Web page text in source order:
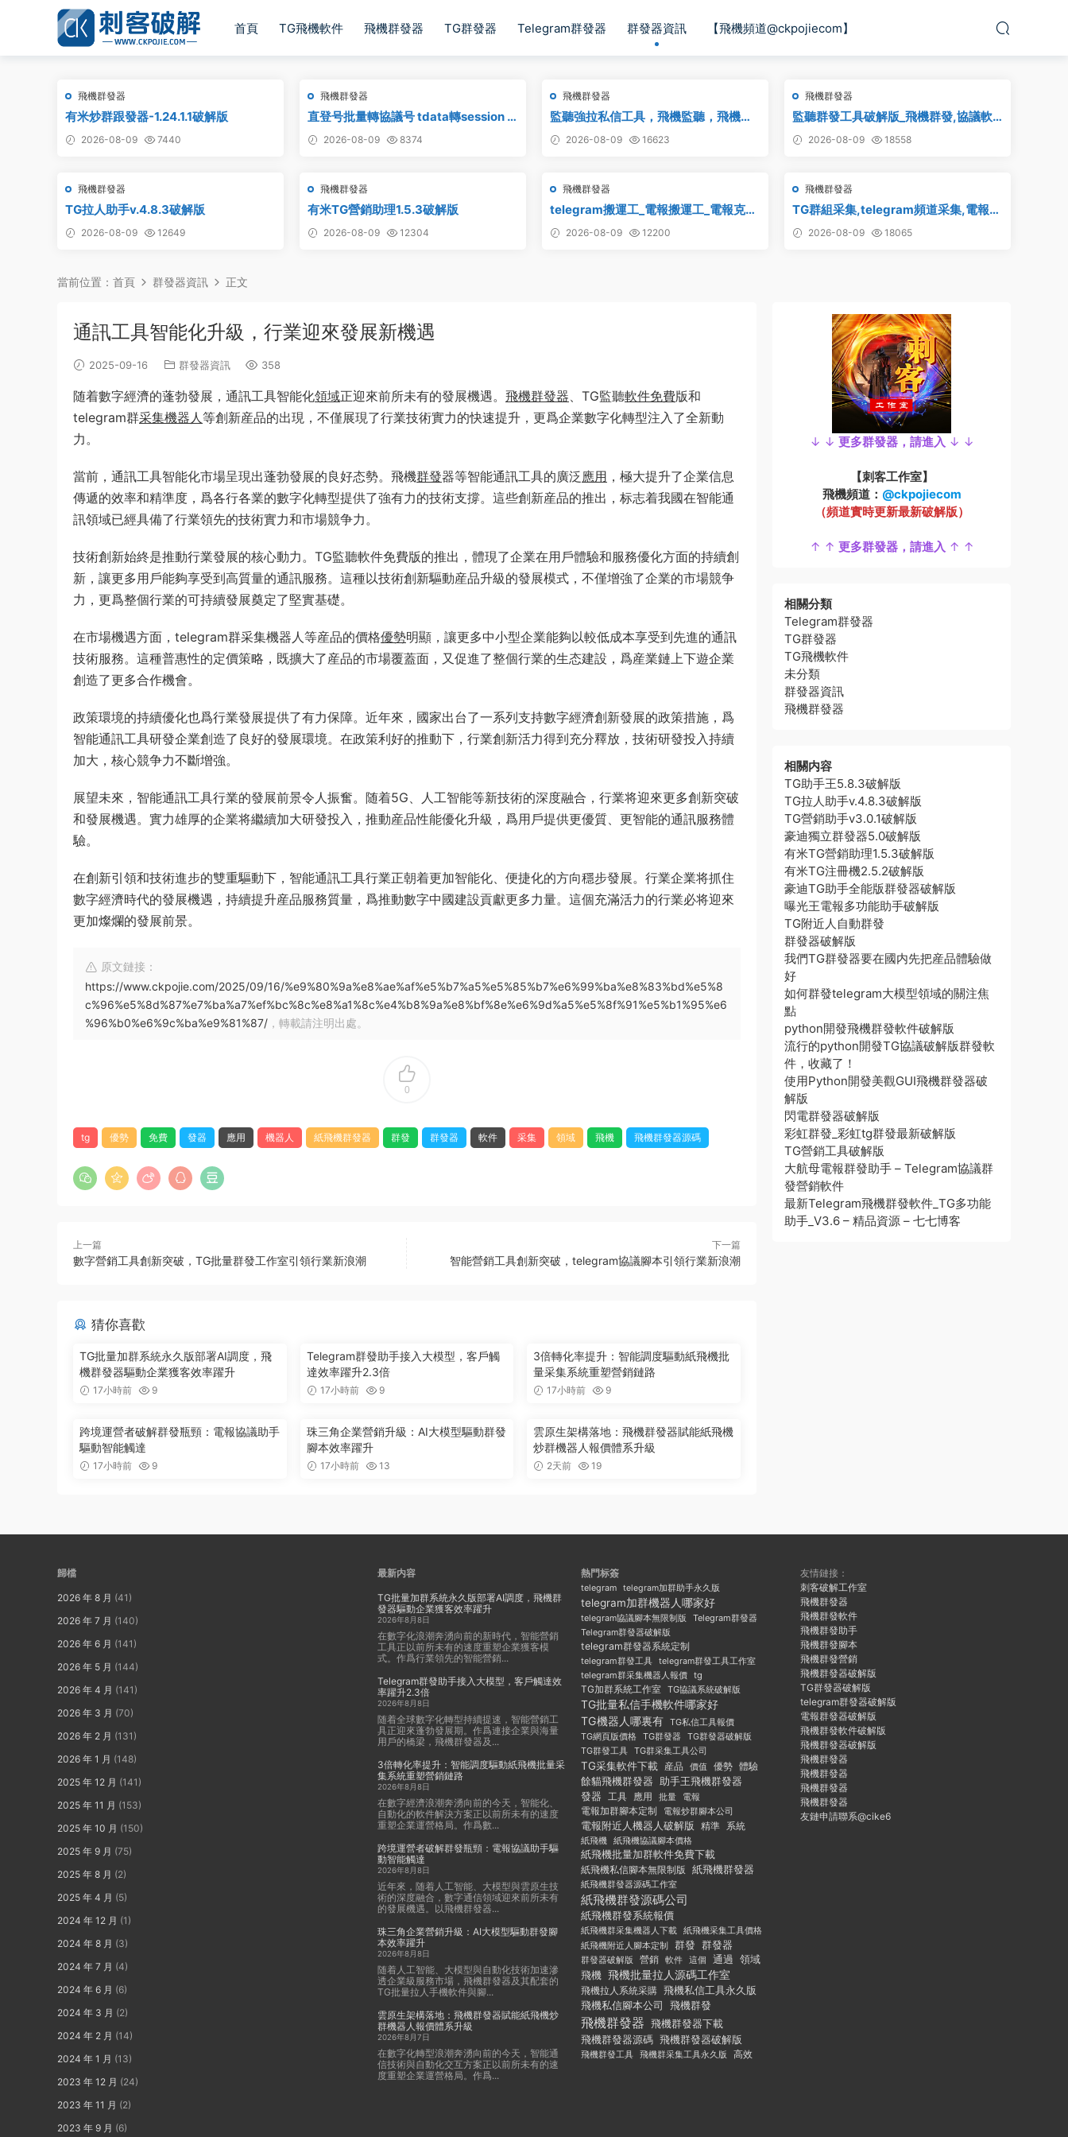
首頁 TG飛機軟件 飛機群發器 TG群發器 Telegram群發器 群發器資訊 【飛機頻道@ckpojiecom】
飛機群發器
有米炒群跟發器-1.24.1.1破解版
2026-08-09 7440
飛機群發器
直登号批量轉協議号 tdata轉session –
附破解工具
2026-08-09 8374
飛機群發器
監聽強拉私信工具，飛機監聽，飛機監
聽強拉，飛機監聽自動拉人，破解版
2026-08-09 16623
飛機群發器
監聽群發工具破解版_飛機群發,協議軟
件,群發助手,群發工具,tg群發
2026-08-09 18558
飛機群發器
TG拉人助手v.4.8.3破解版
2026-08-09 12649
飛機群發器
有米TG營銷助理1.5.3破解版
2026-08-09 12304
飛機群發器
telegram搬運工_電報搬運工_電報克隆
_電報資源批量搬運
2026-08-09 12200
飛機群發器
TG群組采集,telegram頻道采集,電報群
鏈接采集,飛機頻道鏈接采集,群組采集,
頻道采集,群鏈接采集,頻道鏈接采集,群
2026-08-09 18065
當前位置： 首頁 群發器資訊 正文
通訊工具智能化升級，行業迎來發展新機遇
2025-09-16 群發器資訊 358
随着數字經濟的蓬勃發展，通訊工具智能化領域正迎來前所未有的發展機遇。 飛機群發器、TG監聽軟件免費版和
telegram群采集機器人等創新産品的出現，不僅展現了行業技術實力的快速提升，更爲企業數字化轉型注入了全新動
力。
當前，通訊工具智能化市場呈現出蓬勃發展的良好态勢。飛機群發器等智能通訊工具的廣泛應用 ，極大提升了企業信息
傳遞的效率和精準度，爲各行各業的數字化轉型提供了強有力的技術支撐。這些創新産品的推出，标志着我國在智能通
訊領域已經具備了行業領先的技術實力和市場競争力。
技術創新始終是推動行業發展的核心動力。TG監聽軟件免費版的推出，體現了企業在用戶體驗和服務優化方面的持續創
新，讓更多用戶能夠享受到高質量的通訊服務。這種以技術創新驅動産品升級的發展模式，不僅增強了企業的市場競争
力，更爲整個行業的可持續發展奠定了堅實基礎。
在市場機遇方面，telegram群采集機器人等産品的價格優勢明顯，讓更多中小型企業能夠以較低成本享受到先進的通訊
技術服務。這種普惠性的定價策略，既擴大了産品的市場覆蓋面，又促進了整個行業的生态建設，爲産業鏈上下遊企業
創造了更多合作機會。
政策環境的持續優化也爲行業發展提供了有力保障。近年來，國家出台了一系列支持數字經濟創新發展的政策措施，爲
智能通訊工具研發企業創造了良好的發展環境。在政策利好的推動下，行業創新活力得到充分釋放，技術研發投入持續
加大，核心競争力不斷增強。
展望未來，智能通訊工具行業的發展前景令人振奮。随着5G、人工智能等新技術的深度融合，行業将迎來更多創新突破
和發展機遇。實力雄厚的企業将繼續加大研發投入，推動産品性能優化升級，爲用戶提供更優質、更智能的通訊服務體
驗。
在創新引領和技術進步的雙重驅動下，智能通訊工具行業正朝着更加智能化、便捷化的方向穩步發展。行業企業将抓住
數字經濟時代的發展機遇，持續提升産品服務質量，爲推動數字中國建設貢獻更多力量。這個充滿活力的行業必将迎來
更加燦爛的發展前景。
原文鏈接：
https://www.ckpojie.com/2025/09/16/%e9%80%9a%e8%ae%af%e5%b7%a5%e5%85%b7%e6%99%ba%e8%83%bd%e5%8
c%96%e5%8d%87%e7%ba%a7%ef%bc%8c%e8%a1%8c%e4%b8%9a%e8%bf%8e%e6%9d%a5%e5%8f%91%e5%b1%95%e6
%96%b0%e6%9c%ba%e9%81%87/ ，轉載請注明出處。
0
tg 優勢 免費 發器 應用 機器人 紙飛機群發器 群發 群發器 軟件 采集 領域 飛機 飛機群發器源碼
上一篇
數字營銷工具創新突破，TG批量群發工作室引領行業新浪潮
下一篇
智能營銷工具創新突破，telegram協議腳本引領行業新浪潮
猜你喜歡
TG批量加群系統永久版部署AI調度，飛
機群發器驅動企業獲客效率躍升
17小時前 9
Telegram群發助手接入大模型，客戶觸
達效率躍升2.3倍
17小時前 9
3倍轉化率提升：智能調度驅動紙飛機批
量采集系統重塑營銷鏈路
17小時前 9
跨境運營者破解群發瓶頸：電報協議助手
驅動智能觸達
17小時前 9
珠三角企業營銷升級：AI大模型驅動群發
腳本效率躍升
17小時前 13
雲原生架構落地：飛機群發器賦能紙飛機
炒群機器人報價體系升級
2天前 19
↓ ↓ 更多群發器，請進入 ↓ ↓
【刺客工作室】
飛機頻道： @ckpojiecom
（頻道實時更新最新破解版）
↑ ↑ 更多群發器，請進入 ↑ ↑
相關分類
Telegram群發器
TG群發器
TG飛機軟件
未分類
群發器資訊
飛機群發器
相關内容
TG助手王5.8.3破解版
TG拉人助手v.4.8.3破解版
TG營銷助手v3.0.1破解版
豪迪獨立群發器5.0破解版
有米TG營銷助理1.5.3破解版
有米TG注冊機2.5.2破解版
豪迪TG助手全能版群發器破解版
曝光王電報多功能助手破解版
TG附近人自動群發
群發器破解版
我們TG群發器要在國内先把産品體驗做
好
如何群發telegram大模型領域的關注焦
點
python開發飛機群發軟件破解版
流行的python開發TG協議破解版群發軟
件，收藏了！
使用Python開發美觀GUI飛機群發器破
解版
閃電群發器破解版
彩虹群發_彩虹tg群發最新破解版
TG營銷工具破解版
大航母電報群發助手 – Telegram協議群
發營銷軟件
最新Telegram飛機群發軟件_TG多功能
助手_V3.6 – 精品資源 – 七七博客
歸檔
2026 年 8 月 (41)
2026 年 7 月 (140)
2026 年 6 月 (141)
2026 年 5 月 (144)
2026 年 4 月 (141)
2026 年 3 月 (70)
2026 年 2 月 (131)
2026 年 1 月 (148)
2025 年 12 月 (141)
2025 年 11 月 (153)
2025 年 10 月 (150)
2025 年 9 月 (75)
2025 年 8 月 (2)
2025 年 4 月 (5)
2024 年 12 月 (1)
2024 年 8 月 (3)
2024 年 7 月 (4)
2024 年 6 月 (6)
2024 年 3 月 (2)
2024 年 2 月 (14)
2024 年 1 月 (13)
2023 年 12 月 (24)
2023 年 11 月 (2)
2023 年 9 月 (6)
最新内容
TG批量加群系統永久版部署AI調度，飛機群
發器驅動企業獲客效率躍升
2026年8月8日
在數字化浪潮奔湧向前的新時代，智能營銷
工具正以前所未有的速度重塑企業獲客模
式。作爲行業領先的智能營銷...
Telegram群發助手接入大模型，客戶觸達效
率躍升2.3倍
2026年8月8日
随着全球數字化轉型持續提速，智能營銷工
具正迎來蓬勃發展期。作爲連接企業與海量
用戶的橋梁，飛機群發器及...
3倍轉化率提升：智能調度驅動紙飛機批量采
集系統重塑營銷鏈路
2026年8月8日
在數字經濟浪潮奔湧向前的今天，智能化、
自動化的軟件解決方案正以前所未有的速度
重塑企業運營格局。作爲數...
跨境運營者破解群發瓶頸：電報協議助手驅
動智能觸達
2026年8月8日
近年來，随着人工智能、大模型與雲原生技
術的深度融合，數字通信領域迎來前所未有
的發展機遇。以飛機群發器...
珠三角企業營銷升級：AI大模型驅動群發腳
本效率躍升
2026年8月8日
随着人工智能、大模型與自動化技術加速滲
透企業級服務市場，飛機群發器及其配套的
TG批量拉人手機軟件與腳...
雲原生架構落地：飛機群發器賦能紙飛機炒
群機器人報價體系升級
2026年8月7日
在數字化轉型浪潮奔湧向前的今天，智能通
信技術與自動化交互方案正以前所未有的速
度重塑企業運營格局。作爲...
熱門标簽
telegram telegram加群助手永久版
telegram加群機器人哪家好
telegram協議腳本無限制版
Telegram群發器
Telegram群發器破解版
telegram群發器系統定制
telegram群發工具 telegram群發工具工作室
telegram群采集機器人報價 tg
TG加群系統工作室 TG協議系統破解版
TG批量私信手機軟件哪家好
TG機器人哪裏有 TG私信工具報價
TG網頁版價格 TG群發器
TG群發器破解版
TG群發工具 TG群采集工具公司
TG采集軟件下載 産品 價值 優勢 體驗
餘貓飛機群發器 助手王飛機群發器
發器 工具 應用 批量 電報
電報加群腳本定制 電報炒群腳本公司
電報附近人機器人破解版 精準
系統
紙飛機
紙飛機協議腳本價格
紙飛機批量加群軟件免費下載
紙飛機私信腳本無限制版 紙飛機群發器
紙飛機群發器源碼工作室
紙飛機群發源碼公司
紙飛機群發系統報價
紙飛機群采集機器人下載 紙飛機采集工具價格
紙飛機附近人腳本定制
群發 群發器
群發器破解版 營銷 軟件 這個 通過 領域
飛機 飛機批量拉人源碼工作室
飛機拉人系統采購 飛機私信工具永久版
飛機私信腳本公司
飛機群發
飛機群發器 飛機群發器下載
飛機群發器源碼 飛機群發器破解版
飛機群發工具 飛機群采集工具永久版 高效
友情鏈接：
刺客破解工作室
飛機群發器
飛機群發軟件
飛機群發助手
飛機群發腳本
飛機群發營銷
飛機群發器破解版
TG群發器破解版
telegram群發器破解版
電報群發器破解版
飛機群發軟件破解版
飛機群發器破解版
飛機群發器
飛機群發器
飛機群發器
飛機群發器
友鏈申請聯系@cike6